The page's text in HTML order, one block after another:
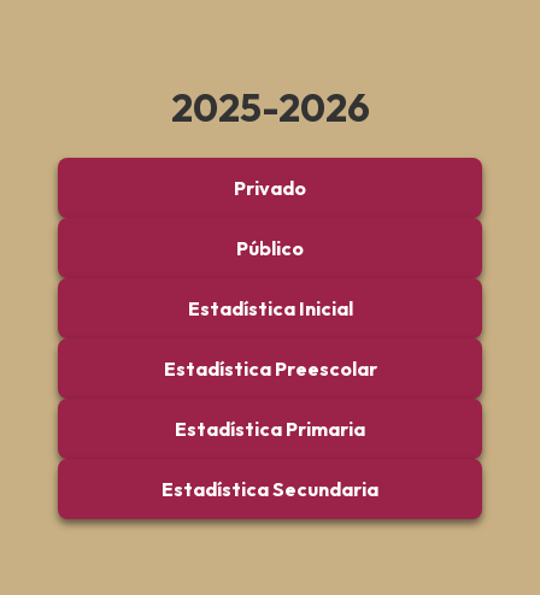
2025-2026
Privado
Público
Estadística Inicial
Estadística Preescolar
Estadística Primaria
Estadística Secundaria